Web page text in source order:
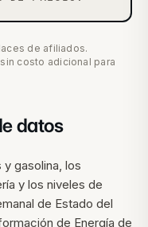
de afiliados.
costo adicional para
datos
gasolina, los
y los niveles de
de Estado del
de Energía de